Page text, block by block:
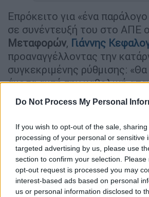
Do Not Process My Personal
If you wish to opt-out of the sale,
processing of your personal or sensitive
targeted advertising by us, please use
section to confirm your selection.
opt-out request is processed you may
interest-based ads based on personal
us or personal information disclosed to
Επρόκειτο για «ένα
σε συνέντευξή του στο ΑΠΕ ο
Μεταφορών, Γιάννης
προαναγγέλλοντας την
συγκεκριµένης ρύθµισης:
άµεσα αυτή την καθολική
σηµειώνει χαρακτηριστικά.
µάλιστα την απόφαση της
υπουργείου Μεταφορών,
πως «πρόκειται για οχήµατα
εγκριθεί σύµφωνα µε την
νοµοθεσίατηςΕυρωπαϊκής
διαθέτουν άδεια
πληρώνουν ετήσια τέλη